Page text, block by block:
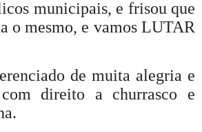
municipais, e frisou que
o mesmo, e vamos LUTAR
de muita alegria e
com direito a churrasco e